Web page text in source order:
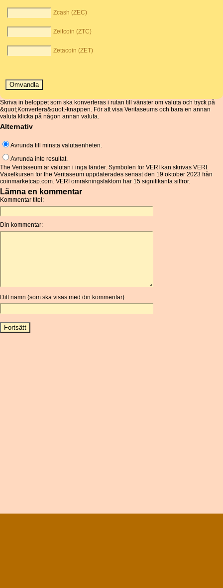
Zcash (ZEC)
Zeitcoin (ZTC)
Zetacoin (ZET)
Skriva in beloppet som ska konverteras i rutan till vänster om valuta och tryck på
&quot;Konvertera&quot;-knappen. För att visa Veritaseums och bara en annan
valuta klicka på någon annan valuta.
Alternativ
Avrunda till minsta valutaenheten.
Avrunda inte resultat.
The Veritaseum är valutan i inga länder. Symbolen för VERI kan skrivas VERI.
Växelkursen för the Veritaseum uppdaterades senast den 19 oktober 2023 från
coinmarketcap.com. VERI omräkningsfaktorn har 15 signifikanta siffror.
Lämna en kommentar
Kommentar titel:
Din kommentar:
Ditt namn (som ska visas med din kommentar):